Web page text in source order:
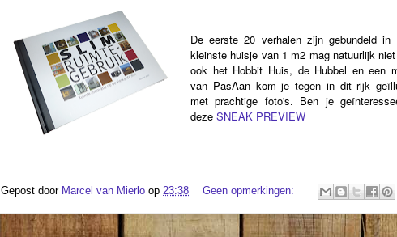
De eerste 20 verhalen zijn gebundeld in
kleinste huisje van 1 m2 mag natuurlijk
ook het Hobbit Huis, de Hubbel en een
van PasAan kom je tegen in dit rijk
met prachtige foto's. Ben je
deze SNEAK PREVIEW
Gepost door Marcel van Mierlo op 23:38 Geen opmerkingen: